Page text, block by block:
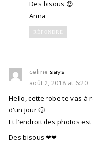
Des bisous 😍
Anna.
RÉPONDRE
celine says
août 2, 2018 at 6:20
Hello, cette robe te vas à
d’un jour 🙂
Et l’endroit des photos
Des bisous ❤❤